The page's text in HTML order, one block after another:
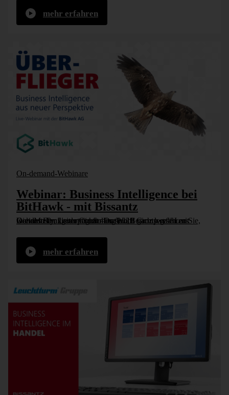
mehr erfahren
On-demand-Webinare
Webinar: Business Intelligence bei
BitHawk - mit Bissantz
In einem Praxisvortrag der Dr. Wolff Group erfahren Sie, wie das Familienunternehmen sein Berichtswesen mit DeltaMaster „gedopt“ hat – natürlich ganz legal! Lars Generotzky, Leiter Controlling [...]
mehr erfahren